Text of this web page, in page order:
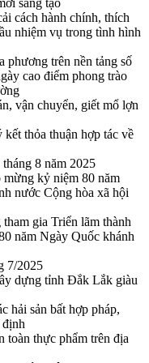
sáng tạo
cách hành chính, thích
nhiệm vụ trong tình hình
phương trên nền tảng số
cao điểm phong trào
vận chuyển, giết mổ lợn
thỏa thuận hợp tác về
8 năm 2025
kỷ niệm 80 năm
nước Cộng hòa xã hội
gia Triển lãm thành
năm Ngày Quốc khánh
7/2025
dựng tỉnh Đắk Lắk giàu
hải sản bất hợp pháp,
toàn thực phẩm trên địa